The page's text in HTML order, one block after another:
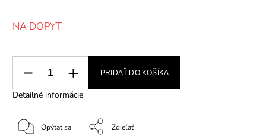
NA DOPYT
PRIDAŤ DO KOŠÍKA
Detailné informácie
Opýtať sa Zdieľať